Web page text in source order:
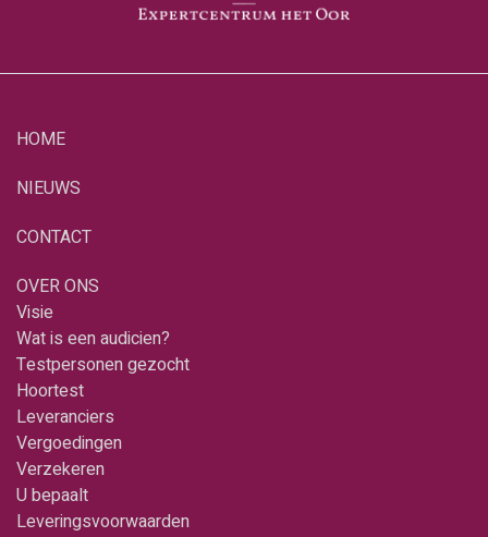
HOME
NIEUWS
CONTACT
OVER ONS
Visie
Wat is een audicien?
Testpersonen gezocht
Hoortest
Leveranciers
Vergoedingen
Verzekeren
U bepaalt
Leveringsvoorwaarden